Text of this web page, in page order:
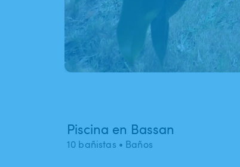
Piscina en Bassan
10 bañistas • Baños